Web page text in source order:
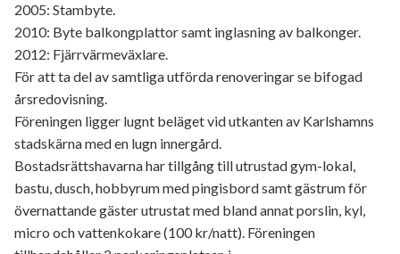
2005: Stambyte.
2010: Byte balkongplattor samt inglasning av balkonger.
2012: Fjärrvärmeväxlare.
För att ta del av samtliga utförda renoveringar se bifogad
årsredovisning.
Föreningen ligger lugnt beläget vid utkanten av Karlshamns
stadskärna med en lugn innergård.
Bostadsrättshavarna har tillgång till utrustad gym-lokal,
bastu, dusch, hobbyrum med pingisbord samt gästrum för
övernattande gäster utrustat med bland annat porslin, kyl,
micro och vattenkokare (100 kr/natt). Föreningen